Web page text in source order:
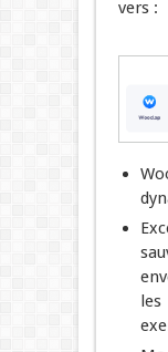
vers :